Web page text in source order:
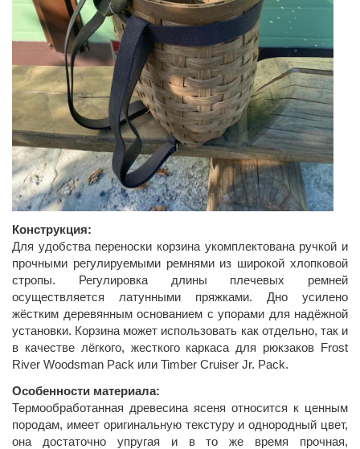
Конструкция:
Для удобства переноски корзина укомплектована ручкой и
прочными регулируемыми ремнями из широкой хлопковой
стропы. Регулировка длины плечевых ремней
осуществляется латунными пряжками. Дно усилено
жёстким деревянным основанием с упорами для надёжной
установки. Корзина может использовать как отдельно, так и
в качестве лёгкого, жесткого каркаса для рюкзаков Frost
River Woodsman Pack или Timber Cruiser Jr. Pack.
Особенности материала:
Термообработанная древесина ясеня относится к ценным
породам, имеет оригинальную текстуру и однородный цвет,
она достаточно упругая и в то же время прочная,